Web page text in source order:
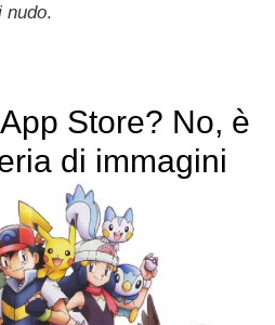
nudo.
Store? No, è
di immagini